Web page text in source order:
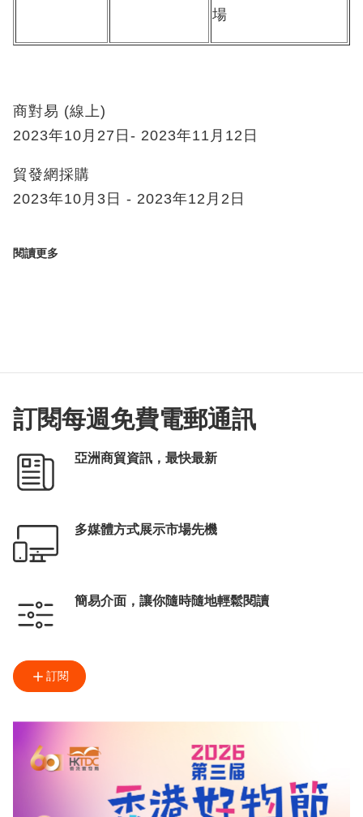
場
商對易 (線上)
2023年10月27日- 2023年11月12日
貿發網採購
2023年10月3日 - 2023年12月2日
閱讀更多
訂閱每週免費電郵通訊
亞洲商貿資訊，最快最新
多媒體方式展示市場先機
簡易介面，讓你隨時隨地輕鬆閱讀
訂閱